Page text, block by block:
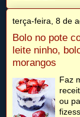
terça-feira, 8 de
Bolo no pote
leite ninho,
morangos
Faz
ou